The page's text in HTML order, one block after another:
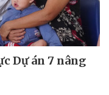
Dự án 7 nâng